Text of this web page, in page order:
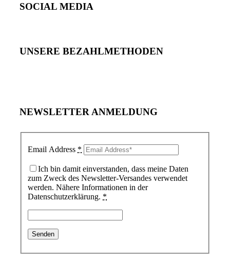
SOCIAL MEDIA
UNSERE BEZAHLMETHODEN
NEWSLETTER ANMELDUNG
Email Address *
Ich bin damit einverstanden, dass meine Daten
zum Zweck des Newsletter-Versandes verwendet
werden. Nähere Informationen in der
Datenschutzerklärung. *